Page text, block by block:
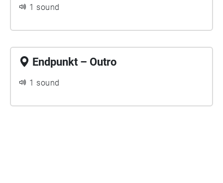
1 sound
Endpunkt – Outro
1 sound